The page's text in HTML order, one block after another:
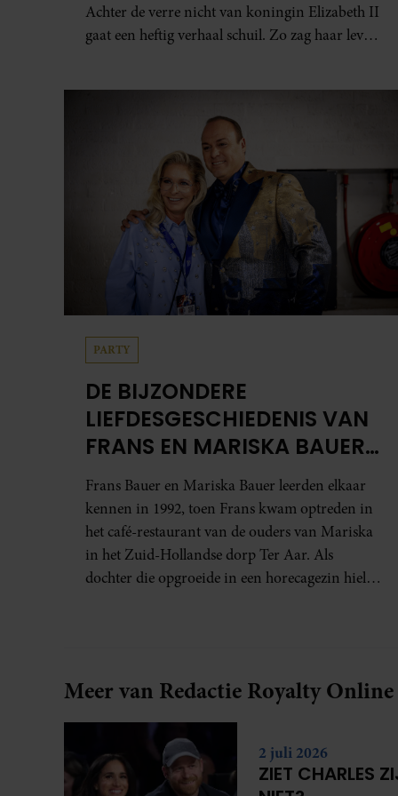
Achter de verre nicht van koningin Elizabeth II
gaat een heftig verhaal schuil. Zo zag haar leven
PARTY
DE BIJZONDERE
LIEFDESGESCHIEDENIS VAN
FRANS EN MARISKA BAUER:
OOK IN BED ELKAARS
EERSTE
Frans Bauer en Mariska Bauer leerden elkaar
kennen in 1992, toen Frans kwam optreden in
het café-restaurant van de ouders van Mariska
in het Zuid-Hollandse dorp Ter Aar. Als
dochter die opgroeide in een horecagezin hielp
Meer van Redactie Royalty Online
2 juli 2026
ZIET CHARLES